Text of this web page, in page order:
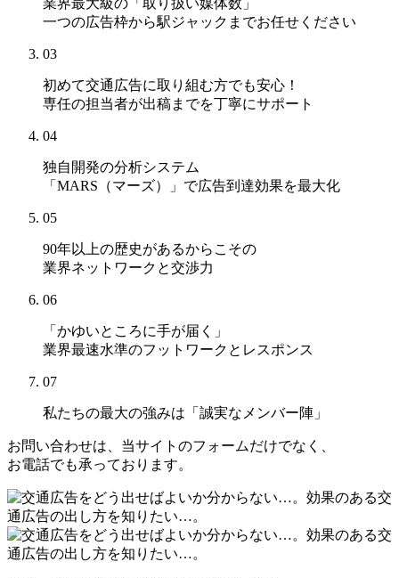
業界最大級の「取り扱い媒体数」
一つの広告枠から駅ジャックまでお任せください
03
初めて交通広告に取り組む方でも安心！
専任の担当者が出稿までを丁寧にサポート
04
独自開発の分析システム
「MARS（マーズ）」 で広告到達効果を最大化
05
90年以上の歴史があるからこその
業界ネットワークと交渉力
06
「かゆいところに手が届く」
業界最速水準のフットワークとレスポンス
07
私たちの最大の強みは 「誠実なメンバー陣」
お問い合わせは、当サイトのフォームだけでなく、
お電話でも承っております。